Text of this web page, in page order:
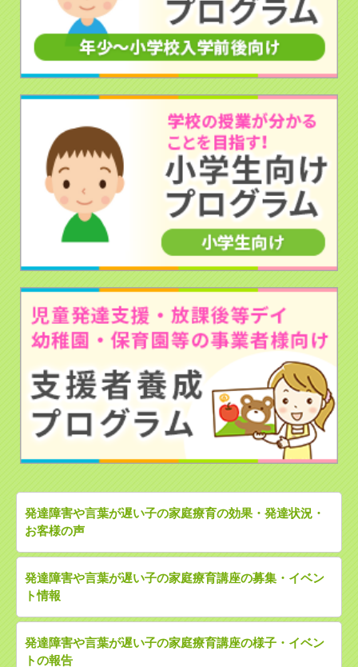
発達障害や言葉が遅い子の家庭療育の効果・発達状況・
お客様の声
発達障害や言葉が遅い子の家庭療育講座の募集・イベン
ト情報
発達障害や言葉が遅い子の家庭療育講座の様子・イベン
トの報告